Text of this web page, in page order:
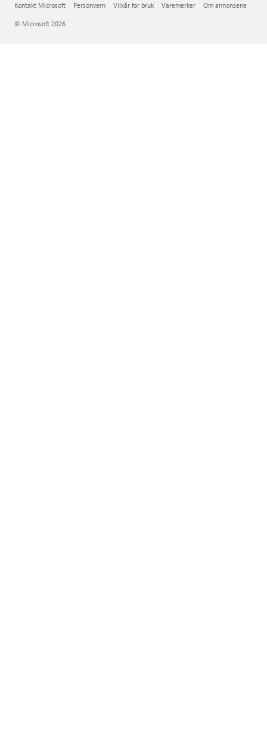
Kontakt Microsoft Personvern Vilkår for bruk Varemerker Om annonsene
© Microsoft 2026